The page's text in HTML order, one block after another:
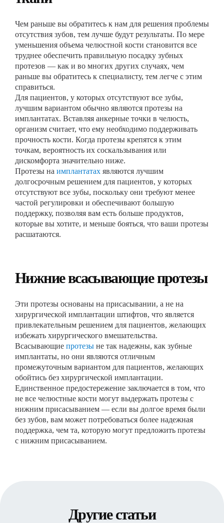
Чем раньше вы обратитесь к нам для решения проблемы
отсутствия зубов, тем лучше будут результаты. По мере
уменьшения объема челюстной кости становится все
труднее обеспечить правильную посадку зубных
протезов — как и во многих других случаях, чем
раньше вы обратитесь к специалисту, тем легче с этим
справиться.
Для пациентов, у которых отсутствуют все зубы,
лучшим вариантом обычно являются протезы на
имплантатах. Вставляя анкерные точки в челюсть,
организм считает, что ему необходимо поддерживать
прочность кости. Когда протезы крепятся к этим
точкам, вероятность их соскальзывания или
дискомфорта значительно ниже.
Протезы на имплантатах являются лучшим
долгосрочным решением для пациентов, у которых
отсутствуют все зубы, поскольку они требуют менее
частой регулировки и обеспечивают большую
поддержку, позволяя вам есть больше продуктов,
которые вы хотите, и меньше бояться, что ваши протезы
расшатаются.
Нижние всасывающие протезы
Эти протезы основаны на присасывании, а не на
хирургической имплантации штифтов, что является
привлекательным решением для пациентов, желающих
избежать хирургического вмешательства.
Всасывающие протезы не так надежны, как зубные
имплантаты, но они являются отличным
промежуточным вариантом для пациентов, желающих
обойтись без хирургической имплантации.
Единственное предостережение заключается в том, что
не все челюстные кости могут выдержать протезы с
нижним присасыванием — если вы долгое время были
без зубов, вам может потребоваться более надежная
поддержка, чем та, которую могут предложить протезы
с нижним присасыванием.
Другие статьи